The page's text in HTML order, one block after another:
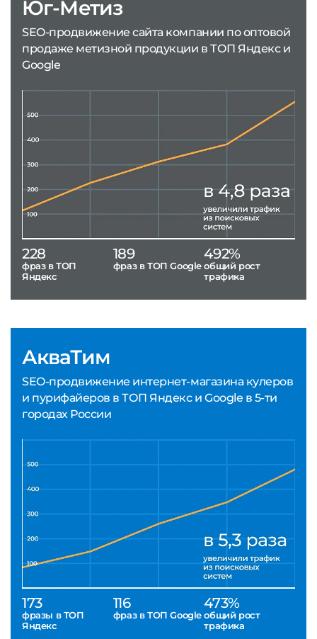
АкваТим
SEO-продвижение интернет-магазина кулеров
и пурифайеров в ТОП Яндекс и Google в 5-ти
городах России
173
фразы в ТОП
Яндекс
116
фраз в ТОП Google
473%
общий рост
трафика
Юг-Метиз
SEO-продвижение сайта компании по оптовой
продаже метизной продукции в ТОП Яндекс и
Google
228
фраз в ТОП
Яндекс
189
фраз в ТОП Google
492%
общий рост
трафика